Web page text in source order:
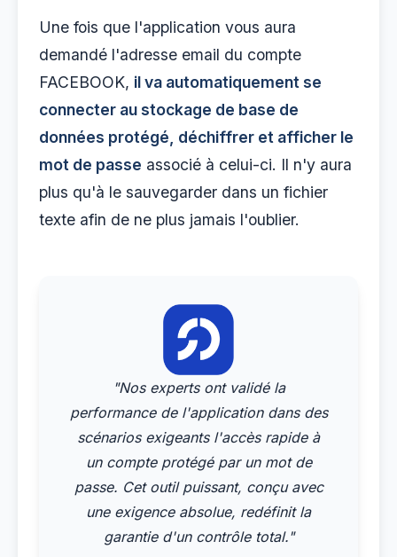
Une fois que l'application vous aura
demandé l'adresse email du compte
FACEBOOK, il va automatiquement se
connecter au stockage de base de
données protégé, déchiffrer et afficher le
mot de passe associé à celui-ci. Il n'y aura
plus qu'à le sauvegarder dans un fichier
texte afin de ne plus jamais l'oublier.
"Nos experts ont validé la
performance de l'application dans des
scénarios exigeants l'accès rapide à
un compte protégé par un mot de
passe. Cet outil puissant, conçu avec
une exigence absolue, redéfinit la
garantie d'un contrôle total."